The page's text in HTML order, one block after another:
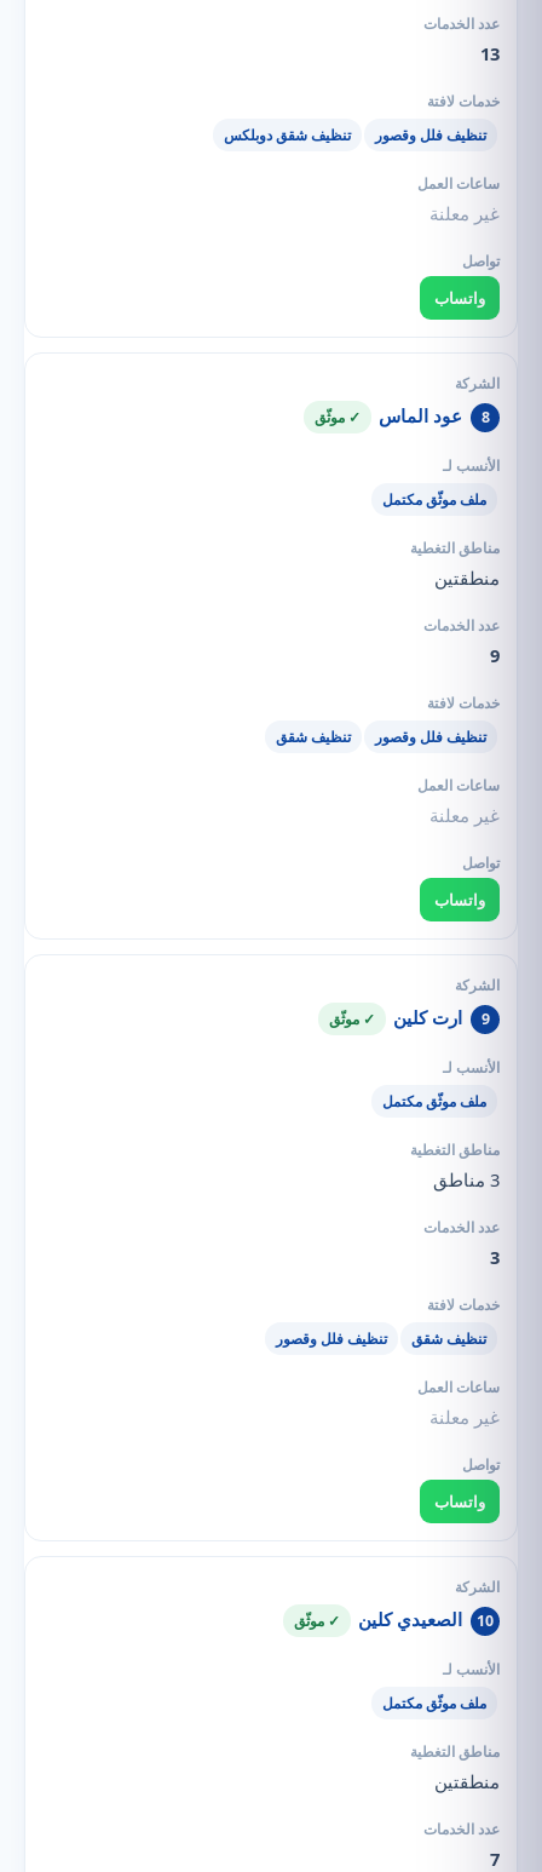
13
تنظيف فلل وقصور تنظيف شقق دوبلكس
غير معلنة
واتساب
8 عود الماس ✓ موثّق
ملف موثّق مكتمل
منطقتين
9
تنظيف فلل وقصور تنظيف شقق
غير معلنة
واتساب
9 ارت كلين ✓ موثّق
ملف موثّق مكتمل
3 مناطق
3
تنظيف شقق تنظيف فلل وقصور
غير معلنة
واتساب
10 الصعيدي كلين ✓ موثّق
ملف موثّق مكتمل
منطقتين
7